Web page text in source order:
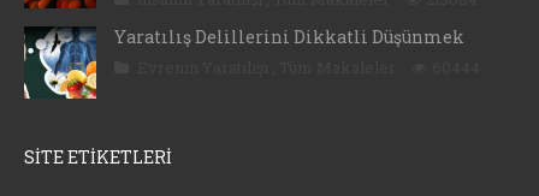
Yaratılış Delillerini Dikkatli Düşünmek
SİTE ETİKETLERİ